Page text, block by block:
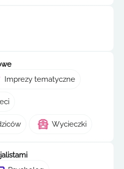
Imprezy tematyczne
Wycieczki